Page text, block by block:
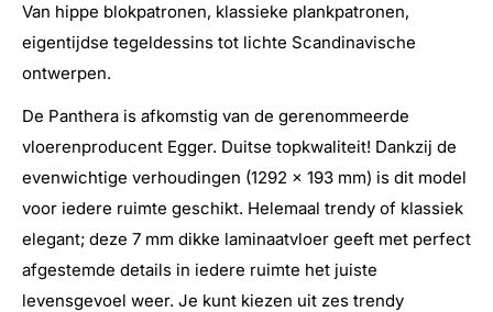
Van hippe blokpatronen, klassieke plankpatronen,
eigentijdse tegeldessins tot lichte Scandinavische
ontwerpen.
De Panthera is afkomstig van de gerenommeerde
vloerenproducent Egger. Duitse topkwaliteit! Dankzij de
evenwichtige verhoudingen (1292 x 193 mm) is dit model
voor iedere ruimte geschikt. Helemaal trendy of klassiek
elegant; deze 7 mm dikke laminaatvloer geeft met perfect
afgestemde details in iedere ruimte het juiste
levensgevoel weer. Je kunt kiezen uit zes trendy